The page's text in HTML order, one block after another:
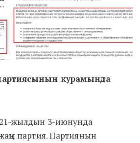
курамында
жылдын 3-июнунда
партия. Партиянын